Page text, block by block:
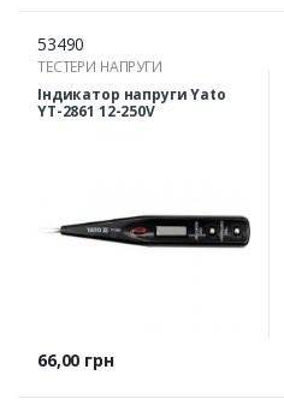
53490
ТЕСТЕРИ НАПРУГИ
Індикатор напруги Yato
YT-2861 12-250V
Ціна
66,00 грн